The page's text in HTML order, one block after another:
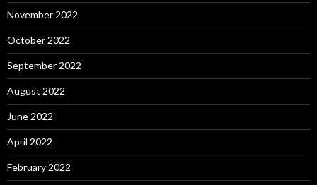
November 2022
October 2022
September 2022
August 2022
June 2022
April 2022
February 2022